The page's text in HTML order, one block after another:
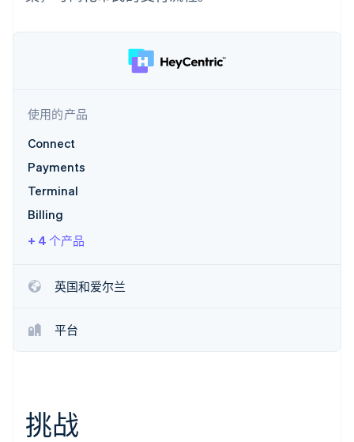
加速结账
数据同步
欺诈防范
Atlas
碳移除
AI 企业
合作伙伴
应用集成
代码示例
使用的产品
Connect
Payments
Terminal
Billing
+ 4 个产品
英国和爱尔兰
平台
挑战